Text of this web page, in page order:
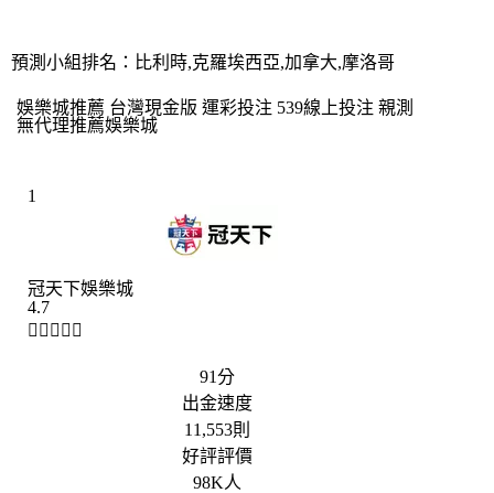
預測小組排名：比利時,克羅埃西亞,加拿大,摩洛哥
娛樂城推薦 台灣現金版 運彩投注 539線上投注 親測
無代理推薦娛樂城
1
冠天下娛樂城
4.7
    
91分
出金速度
11,553則
好評評價
98K人